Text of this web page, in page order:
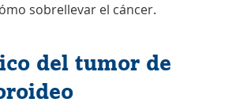
sobrellevar el cáncer.
del tumor de